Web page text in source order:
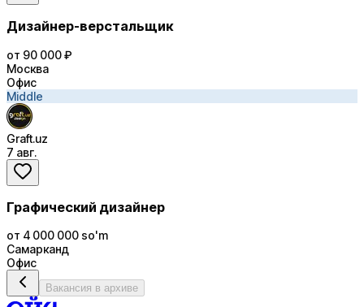
Дизайнер-верстальщик
от 90 000 ₽
Москва
Офис
Middle
Graft.uz
7 авг.
Графический дизайнер
от 4 000 000 so'm
Самарканд
Офис
Вакансия в архиве